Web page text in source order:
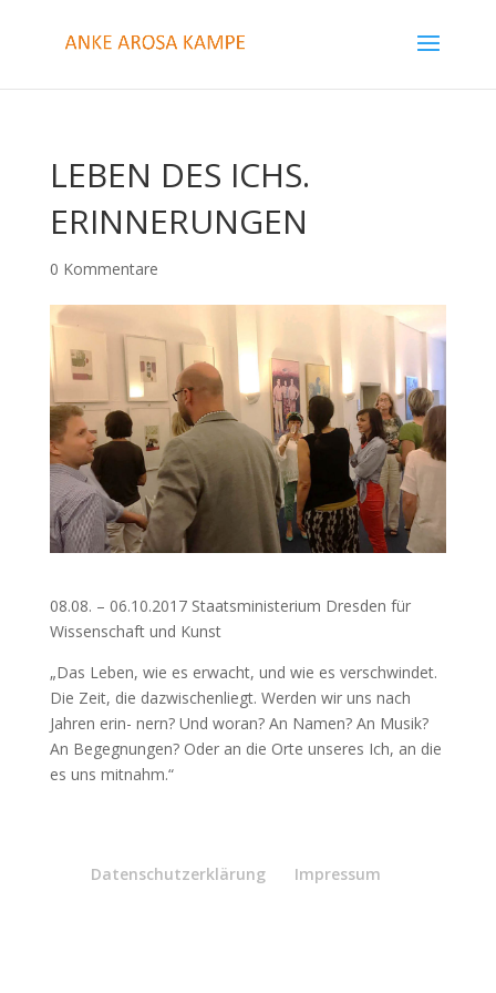
LEBEN DES ICHS.
ERINNERUNGEN
0 Kommentare
08.08. – 06.10.2017 Staatsministerium Dresden für
Wissenschaft und Kunst
„Das Leben, wie es erwacht, und wie es verschwindet.
Die Zeit, die dazwischenliegt. Werden wir uns nach
Jahren erin- nern? Und woran? An Namen? An Musik?
An Begegnungen? Oder an die Orte unseres Ich, an die
es uns mitnahm.“
Datenschutzerklärung Impressum